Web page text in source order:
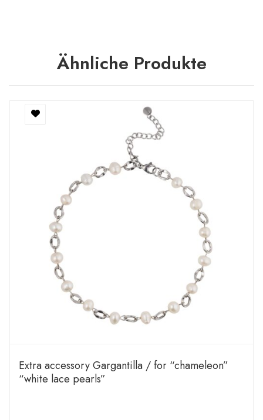
Ähnliche Produkte
Extra accessory Gargantilla / for “chameleon”
“white lace pearls”